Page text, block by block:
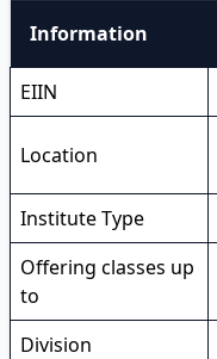
Information
EIIN
Location
Institute Type
Offering classes up
to
Division